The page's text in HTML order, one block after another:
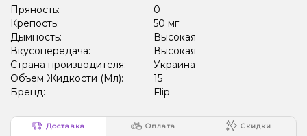
Пряность:
0
Крепость:
50 мг
Дымность:
Высокая
Вкусопередача:
Высокая
Страна производителя:
Украина
Объем Жидкости (Мл):
15
Бренд:
Flip
Доставка Оплата Скидки